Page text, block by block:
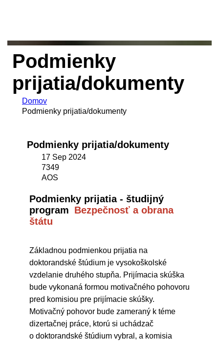
Podmienky
prijatia/dokumenty
Domov
Podmienky prijatia/dokumenty
Podmienky prijatia/dokumenty
17 Sep 2024
7349
AOS
Podmienky prijatia - študijný
program Bezpečnosť a obrana
štátu
Základnou podmienkou prijatia na
doktorandské štúdium je vysokoškolské
vzdelanie druhého stupňa. Prijímacia skúška
bude vykonaná formou motivačného pohovoru
pred komisiou pre prijímacie skúšky.
Motivačný pohovor bude zameraný k téme
dizertačnej práce, ktorú si uchádzač
o doktorandské štúdium vybral, a komisia